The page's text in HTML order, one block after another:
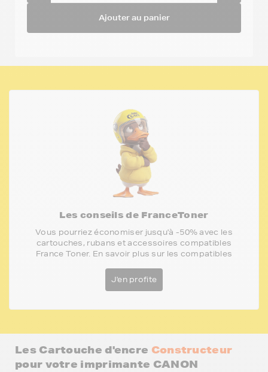
Ajouter au panier
Les conseils de FranceToner
Vous pourriez économiser jusqu'à -50% avec les
cartouches, rubans et accessoires compatibles
France Toner. En savoir plus sur les compatibles
J'en profite
Les Cartouche d'encre Constructeur
pour votre imprimante CANON